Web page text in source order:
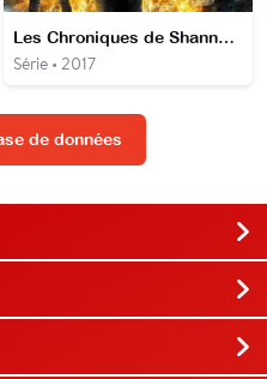
Les Chroniques de Shannara
Série • 2017
de données